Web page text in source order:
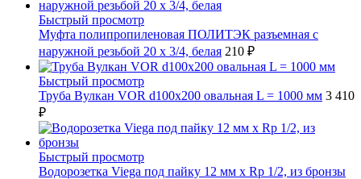
Быстрый просмотр
Муфта полипропиленовая ПОЛИТЭК разъемная с
наружной резьбой 20 x 3/4, белая 210 ₽
Быстрый просмотр
Труба Вулкан VOR d100x200 овальная L = 1000 мм 3 410
₽
Быстрый просмотр
Водорозетка Viega под пайку 12 мм х Rp 1/2, из бронзы